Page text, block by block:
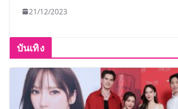
21/12/2023
บันเทิง